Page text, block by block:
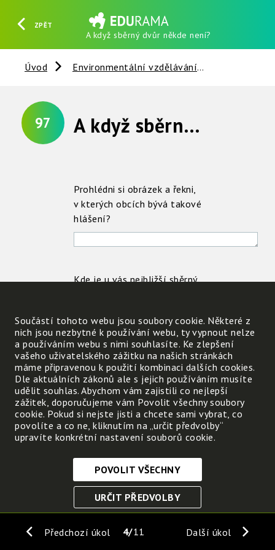
ZPĚT
A když sběrný dvůr někde není?
HLEDAT REGISTROVAT PŘIHLÁSIT SE
Úvod Environmentální vzdělávání
97 A když sběrný dvůr někde není ?
Prohlédni si obrázek a řekni,
v kterých obcích bývá takové
hlášení?
Kde je u vás nejbližší sběrný
Předchozí úkol Další úkol
4 11
Součástí tohoto webu jsou soubory cookie. Některé z
nich jsou nezbytné k používání webu, ty vypnout nelze
a používáním webu s nimi souhlasíte. Ke zlepšení
vašeho uživatelského zážitku na našich stránkách
máme připravenou k použití kombinaci dalších cookies.
Dle aktuálních zákonů ale s jejich používáním musíte
udělit souhlas. Abychom vám zajistili co nejlepší
zážitek, doporučujeme vám Povolit všechny soubory
cookie. Pokud si nejste jisti a chcete sami vybrat, co
povolíte a co ne, kliknutím na „určit předvolby“
upravíte konkrétní nastavení souborů cookie.
Nezbytně nutné cookies
Tyto soubory cookie jsou nezbytné, abyste se mohli
funkce. Bez těchto cookies by webové stránky
POVOLIT VŠECHNY
URČIT PŘEDVOLBY